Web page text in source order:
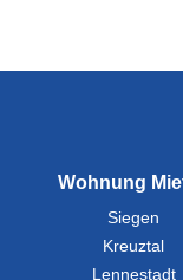
Wohnung
Siegen
Kreuztal
Lennestadt